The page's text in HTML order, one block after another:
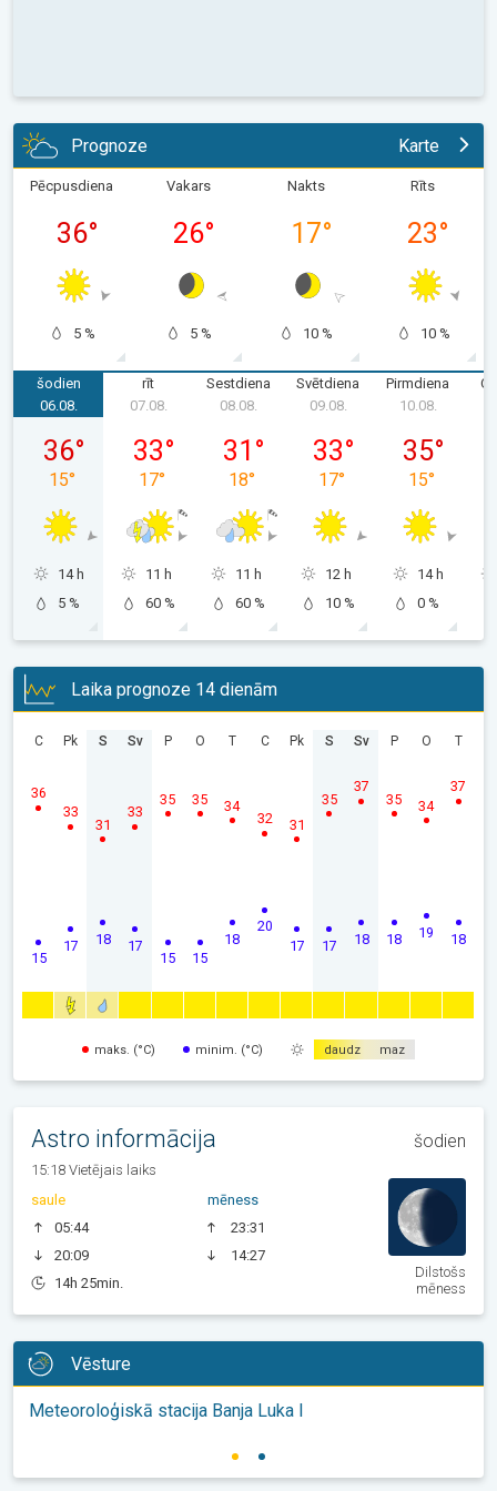
Prognoze Karte
Pēcpusdiena
36°
5 %
Vakars
26°
5 %
Nakts
17°
10 %
Rīts
23°
10 %
šodien
ceturtdiena, 06.08.
06.08.
36°
15°
14 h
5 %
rīt
07.08.
33°
17°
11 h
60 %
Sestdiena
08.08.
31 °
18°
11 h
60 %
Svētdiena
09.08.
33°
17°
12 h
10 %
Pirmdiena
10.08.
35°
15°
14 h
0 %
Laika prognoze 14 dienām
C
15
36
Pk
17
33
S
18
31
Sv
17
33
P
15
35
O
15
35
T
18
34
C
20
32
Pk
17
31
S
17
35
Sv
18
37
P
18
35
O
19
34
T
18
37
maks. (°C) minim. (°C) daudz maz
Astro informācija šodien
15:18 Vietējais laiks
saule
05:44
20:09
14h 25min.
mēness
23:31
14:27
Dilstošs
mēness
Vēsture
Meteoroloģiskā stacija Banja Luka I